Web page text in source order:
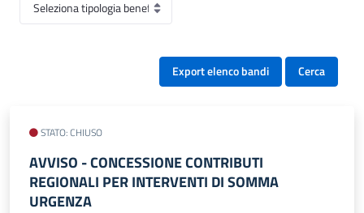
Export elenco bandi Cerca
STATO: CHIUSO
AVVISO​ - CONCESSIONE CONTRIBUTI
REGIONALI PER INTERVENTI DI SOMMA
URGENZA